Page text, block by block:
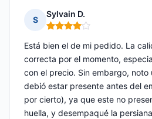
S
Sylvain D.
Nota: 4 de 5
Está bien el de mi pedido. La
correcta por el momento,
con el precio. Sin embargo,
debió estar presente antes del
por cierto), ya que este no
huella, y desempaqué la